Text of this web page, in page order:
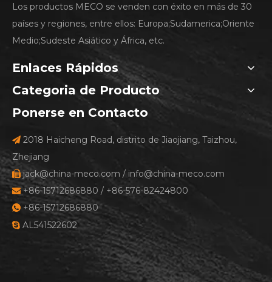
Los productos MECO se venden con éxito en más de 30
países y regiones, entre ellos: Europa;Sudamerica;Oriente
Medio;Sudeste Asiático y África, etc.
Enlaces Rápidos
Categoria de Producto
Ponerse en Contacto
 2018 Haicheng Road, distrito de Jiaojiang, Taizhou,
Zhejiang
 jack@china-meco.com / info@china-meco.com
+86-15712686880 / +86-576-82424800
 +86-15712686880
 AL541522602